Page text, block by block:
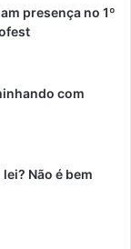
presença no 1º
com
Não é bem